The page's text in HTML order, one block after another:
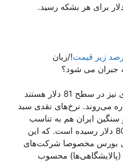
!/زیان
جبران می شود؟
او بیان کرد: نرخ‌های نقدی نیز در سطح 81 دلار هستند
می‌روند. نرخ‌های نقدی سبد
ایران هم به تناسب
رشد داشت و به نزدیک 80 دلار رسیده است. که این
بورس مخصوصا شرکت‌های
محسوب